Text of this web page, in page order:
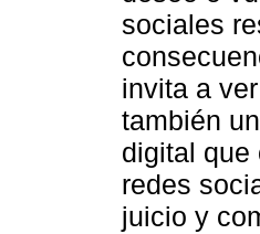
sociales
invita a
también
digital que
redes
juicio y